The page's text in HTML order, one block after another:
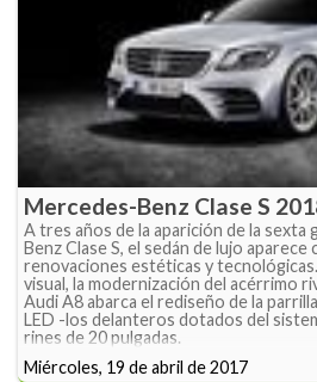
Mercedes-Benz Clase S
A tres años de la aparición de la sexta
Benz Clase S, el sedán de lujo aparece
renovaciones estéticas y
visual, la modernización del acérrimo
Audi A8 abarca el rediseño de la
LED -los delanteros dotados del
rines de 20 pulgadas.
Miércoles, 19 de abril de 2017